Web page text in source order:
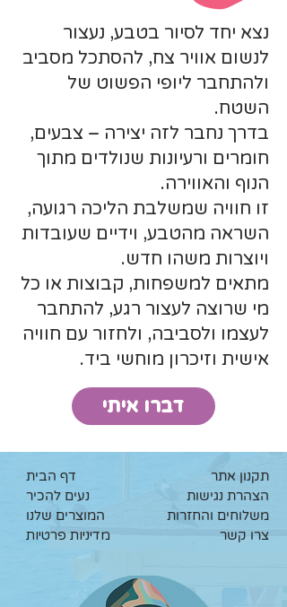
נצא יחד לסיור בטבע, נעצור
לנשום אוויר צח, להסתכל מסביב
ולהתחבר ליופי הפשוט של
השטח.
בדרך נחבר לזה יצירה – צבעים,
חומרים ורעיונות שנולדים מתוך
הנוף והאווירה.
זו חוויה שמשלבת הליכה רגועה,
השראה מהטבע, וידיים שעובדות
ויוצרות משהו חדש.
מתאים למשפחות, קבוצות או כל
מי שרוצה לעצור רגע, להתחבר
לעצמו ולסביבה, ולחזור עם חוויה
אישית וזיכרון מוחשי ביד.
דברו איתי
דף הבית
נעים להכיר
המוצרים שלנו
מדיניות פרטיות
תקנון אתר
הצהרת נגישות
משלוחים והחזרות
צרו קשר